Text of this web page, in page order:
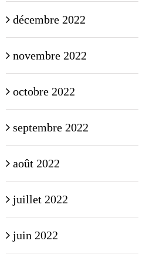
décembre 2022
novembre 2022
octobre 2022
septembre 2022
août 2022
juillet 2022
juin 2022